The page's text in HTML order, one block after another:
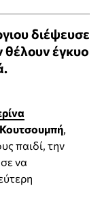
διέψευσε
θέλουν έγκυο
,
παιδί, την
να